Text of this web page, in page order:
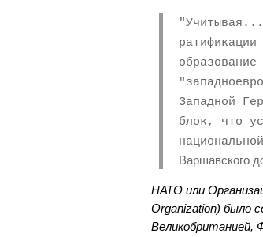
Западной
блок, что
Варшавского
НАТО или
Organization) было
Великобританией,